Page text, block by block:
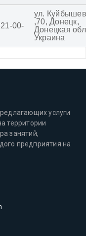
00-
ул.
,70, Донецк,
Донецкая
Украина
услуги
территории
занятий,
предприятия на